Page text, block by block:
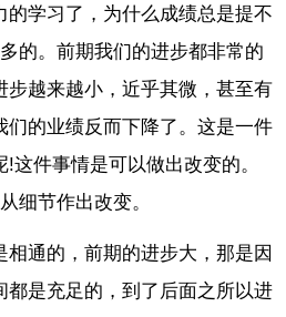
的学习了，为什么成绩总是提不
的。前期我们的进步都非常的
步越来越小，近乎其微，甚至有
们的业绩反而下降了。这是一件
这件事情是可以做出改变的。
细节作出改变。
相通的，前期的进步大，那是因
都是充足的，到了后面之所以进